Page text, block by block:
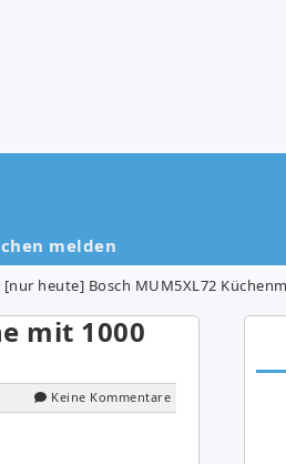
melden
[nur heute] Bosch MUM5XL72
mit 1000
Keine Kommentare